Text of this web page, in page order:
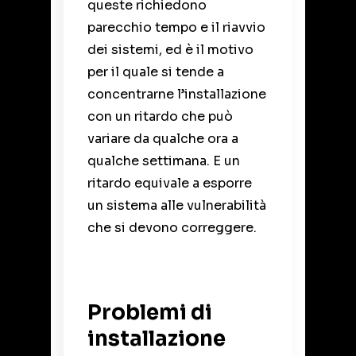
queste richiedono
parecchio tempo e il riavvio
dei sistemi, ed è il motivo
per il quale si tende a
concentrarne l’installazione
con un ritardo che può
variare da qualche ora a
qualche settimana. E un
ritardo equivale a esporre
un sistema alle vulnerabilità
che si devono correggere.
Problemi di
installazione